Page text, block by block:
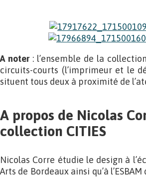
A noter: l’ensemble de la
circuits-courts (l’imprimeur et le
situent tous deux à proximité de
A propos de Nicolas
collection CITIES
Nicolas Corre étudie le design à
Arts de Bordeaux ainsi qu’à